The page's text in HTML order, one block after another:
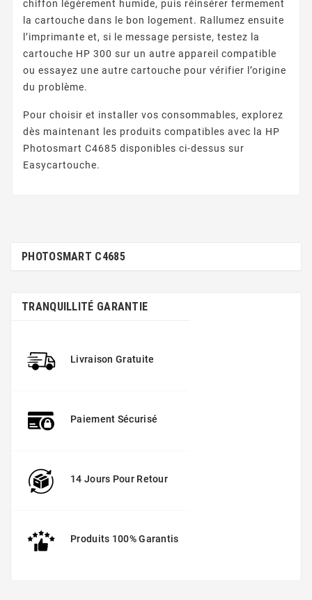
chiffon légèrement humide, puis réinsérer fermement
la cartouche dans le bon logement. Rallumez ensuite
l’imprimante et, si le message persiste, testez la
cartouche HP 300 sur un autre appareil compatible
ou essayez une autre cartouche pour vérifier l’origine
du problème.
Pour choisir et installer vos consommables, explorez
dès maintenant les produits compatibles avec la HP
Photosmart C4685 disponibles ci-dessus sur
Easycartouche.
PHOTOSMART C4685
TRANQUILLITÉ GARANTIE
Livraison Gratuite
Paiement Sécurisé
14 Jours Pour Retour
Produits 100% Garantis